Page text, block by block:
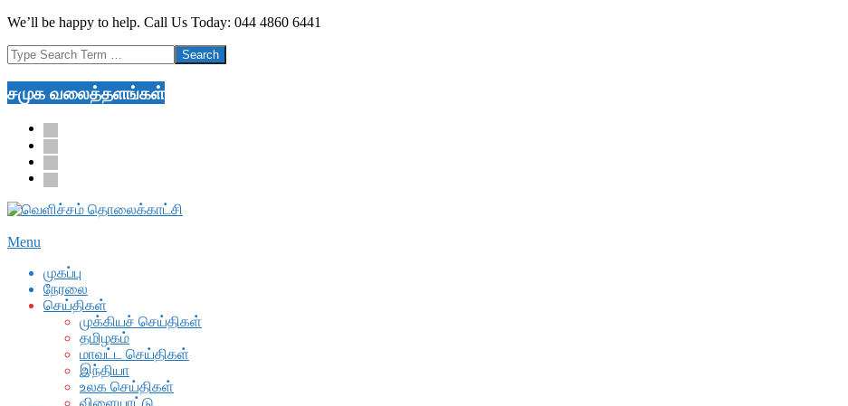
Skip
content
We’ll be happy to help. Call Us Today: 044 4860 6441
Search
சமுக வலைத்தளங்கள்
facebook
twitter
youtube
google
Secondary
Menu
Menu
முகப்பு
நேரலை
செய்திகள்
முக்கியச் செய்திகள்
தமிழகம்
மாவட்ட செய்திகள்
இந்தியா
உலக செய்திகள்
விளையாட்டு